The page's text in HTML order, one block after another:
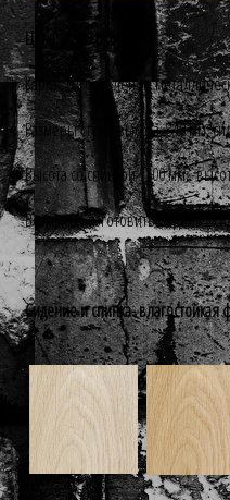
Цена: 4 300 руб
Каркас изготовлен из
Размеры стула: высота: 840 мм;
Высота со спинкой 1100 мм;
Возможно изготовить модель с
Сидение и спинка-